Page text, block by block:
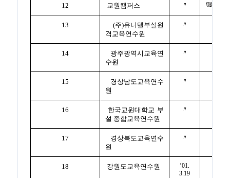
12 교원캠퍼스 〃 ‘01.6.18명칭
13
(주)유니텔부설원
격교육연수원
〃
14
광주광역시교육연
수원
〃
15
경상남도교육연수
원
〃
16
한국교원대학교 부
설 종합교육연수원
〃
17
경상북도교육연수
원
〃
18 강원도교육연수원
’01.
3.19